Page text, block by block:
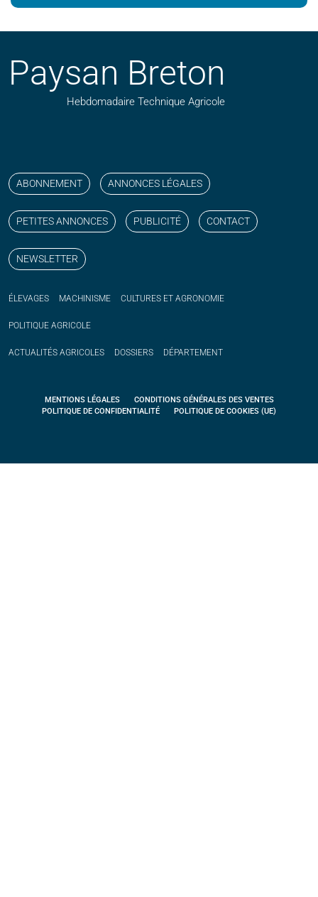
Paysan Breton
Hebdomadaire Technique Agricole
ABONNEMENT ANNONCES LÉGALES
PETITES ANNONCES PUBLICITÉ CONTACT
NEWSLETTER
ÉLEVAGES MACHINISME CULTURES ET AGRONOMIE
POLITIQUE AGRICOLE
ACTUALITÉS AGRICOLES DOSSIERS DÉPARTEMENT
MENTIONS LÉGALES
CONDITIONS GÉNÉRALES DES VENTES
POLITIQUE DE CONFIDENTIALITÉ
POLITIQUE DE COOKIES (UE)